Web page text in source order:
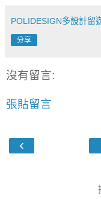
POLIDESIGN多設計留
分享
沒有留言:
張貼留言
‹